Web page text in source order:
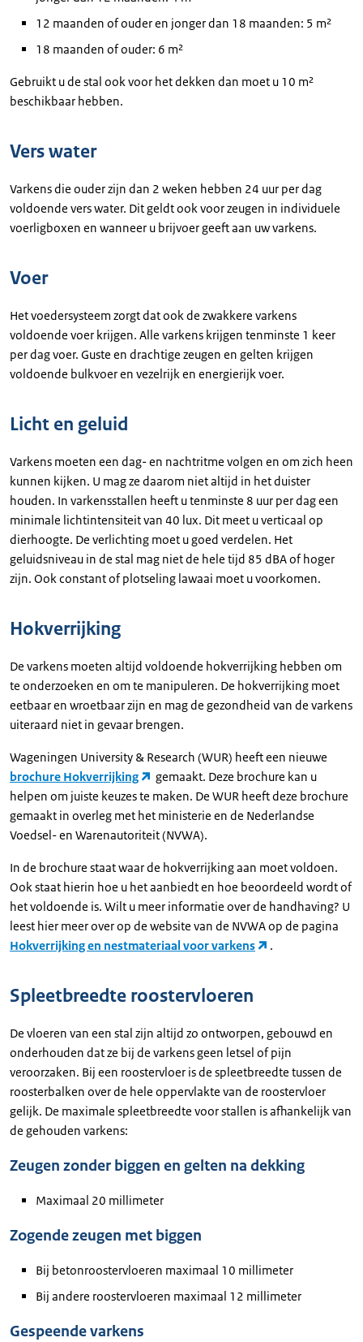
12 maanden of ouder en jonger dan 18 maanden: 5 m²
18 maanden of ouder: 6 m²
Gebruikt u de stal ook voor het dekken dan moet u 10 m²
beschikbaar hebben.
Vers water
Varkens die ouder zijn dan 2 weken hebben 24 uur per dag
voldoende vers water. Dit geldt ook voor zeugen in individuele
voerligboxen en wanneer u brijvoer geeft aan uw varkens.
Voer
Het voedersysteem zorgt dat ook de zwakkere varkens
voldoende voer krijgen. Alle varkens krijgen tenminste 1 keer
per dag voer. Guste en drachtige zeugen en gelten krijgen
voldoende bulkvoer en vezelrijk en energierijk voer.
Licht en geluid
Varkens moeten een dag- en nachtritme volgen en om zich heen
kunnen kijken. U mag ze daarom niet altijd in het duister
houden. In varkensstallen heeft u tenminste 8 uur per dag een
minimale lichtintensiteit van 40 lux. Dit meet u verticaal op
dierhoogte. De verlichting moet u goed verdelen. Het
geluidsniveau in de stal mag niet de hele tijd 85 dBA of hoger
zijn. Ook constant of plotseling lawaai moet u voorkomen.
Hokverrijking
De varkens moeten altijd voldoende hokverrijking hebben om
te onderzoeken en om te manipuleren. De hokverrijking moet
eetbaar en wroetbaar zijn en mag de gezondheid van de varkens
uiteraard niet in gevaar brengen.
Wageningen University & Research (WUR) heeft een nieuwe
brochure Hokverrijking
gemaakt. Deze brochure kan u
helpen om juiste keuzes te maken. De WUR heeft deze brochure
gemaakt in overleg met het ministerie en de Nederlandse
Voedsel- en Warenautoriteit (NVWA).
In de brochure staat waar de hokverrijking aan moet voldoen.
Ook staat hierin hoe u het aanbiedt en hoe beoordeeld wordt of
het voldoende is. Wilt u meer informatie over de handhaving? U
leest hier meer over op de website van de NVWA op de pagina
Hokverrijking en nestmateriaal voor varkens
.
Spleetbreedte roostervloeren
De vloeren van een stal zijn altijd zo ontworpen, gebouwd en
onderhouden dat ze bij de varkens geen letsel of pijn
veroorzaken. Bij een roostervloer is de spleetbreedte tussen de
roosterbalken over de hele oppervlakte van de roostervloer
gelijk. De maximale spleetbreedte voor stallen is afhankelijk van
de gehouden varkens:
Zeugen zonder biggen en gelten na dekking
Maximaal 20 millimeter
Zogende zeugen met biggen
Bij betonroostervloeren maximaal 10 millimeter
Bij andere roostervloeren maximaal 12 millimeter
Gespeende varkens